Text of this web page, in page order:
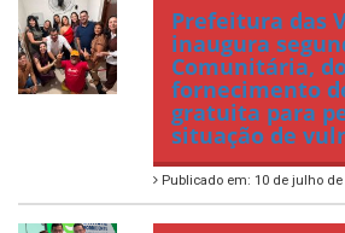
Prefeitura das
inaugura
Comunitária,
fornecimento
gratuita para
situação de
Publicado em: 10 de julho de